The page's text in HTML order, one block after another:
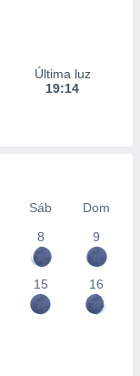
Última luz
19:14
Sáb
Dom
8 9
15 16